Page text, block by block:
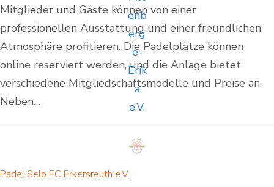
Mitglieder und Gäste können von einer
professionellen Ausstattung und einer freundlichen
Atmosphäre profitieren. Die Padelplätze können
online reserviert werden, und die Anlage bietet
verschiedene Mitgliedschaftsmodelle und Preise an.
Neben…
Padel Selb EC Erkersreuth e.V.